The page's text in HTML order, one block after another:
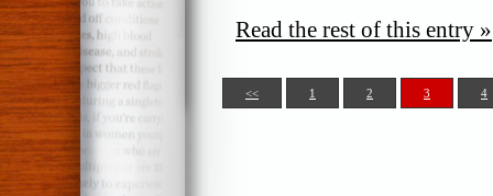
Read the rest of this entry »
<< 1 2 3 4